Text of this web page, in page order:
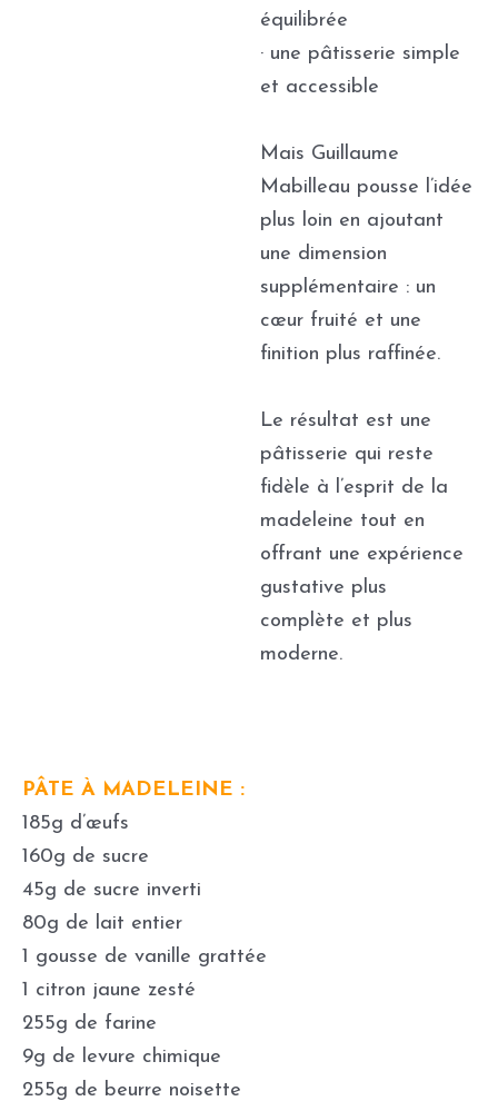
équilibrée
· une pâtisserie simple
et accessible
Mais Guillaume
Mabilleau pousse l’idée
plus loin en ajoutant
une dimension
supplémentaire : un
cœur fruité et une
finition plus raffinée.
Le résultat est une
pâtisserie qui reste
fidèle à l’esprit de la
madeleine tout en
offrant une expérience
gustative plus
complète et plus
moderne.
PÂTE À MADELEINE :
185g d’œufs
160g de sucre
45g de sucre inverti
80g de lait entier
1 gousse de vanille grattée
1 citron jaune zesté
255g de farine
9g de levure chimique
255g de beurre noisette